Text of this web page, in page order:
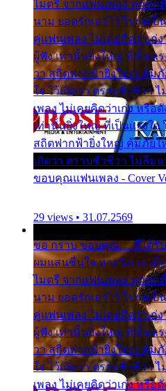
ไมตรี จากแฟนเพลง ทุกทุ
นาม ยอดรักเอาไว้ โปรดเป็
คู่แฟนเพลง ไม่เคยคิดว่าเก่
ผู้ฟัง เท่านั้นยิ่งใหญ่ ที่เป็นแ
วา สถิตฟากฟ้ายิ่งใหญ่ คุ้มภั
ใจ ไว้เถิดว่า ตราบชั่วชีวา
เพลง ไม่เคยคิดว่าเก่ง หรื
เท่านั้นยิ่งใหญ่ ที่เป็นแรงใจ
สถิตฟากฟ้ายิ่งใหญ่ คุ้มภัยใ
เถิดว่า ตราบชั่วชีวา ไม่ลืมแ
ขอบคุณแฟนเพลง - Cover
29 views • 31.07.2569
ขอ กราบ ขอบคุณ.... ที่ได้รั
ผมแสนชื่นใจ หายวังเวง เมื่
ไมตรี จากแฟนเพลง ทุกทุ
นาม ยอดรักเอาไว้ โปรดเป็
คู่แฟนเพลง ไม่เคยคิดว่าเก่
ผู้ฟัง เท่านั้นยิ่งใหญ่ ที่เป็นแ
วา สถิตฟากฟ้ายิ่งใหญ่ คุ้มภั
ใจ ไว้เถิดว่า ตราบชั่วชีวา
เพลง ไม่เคยคิดว่าเก่ง หรื